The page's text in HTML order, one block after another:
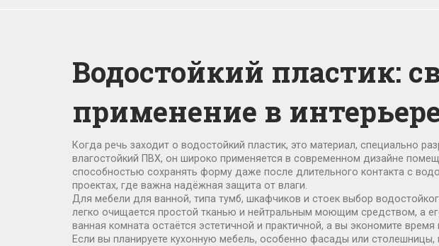
Водостойкий пластик:
применение в
Когда речь заходит о водостойкий пластик, это материал, специально
влагостойкий ПВХ, он широко применяется в современном дизайне
способностью сохранять форму даже после длительного контакта с
проектах, где важна надёжная защита от влаги.
Для мебели для ванной, типа тумб, шкафчиков и стоек выбор
легко очищается простой тканью и нейтральным моющим средством, а
ванная комната остаётся эстетичной и практичной, а вы экономите время
Если вы планируете кухонную мебель, особенно фасады или столешницы,